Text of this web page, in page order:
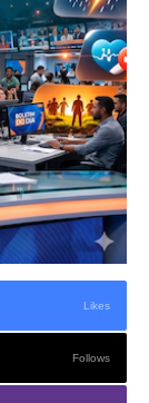
Likes
Follows